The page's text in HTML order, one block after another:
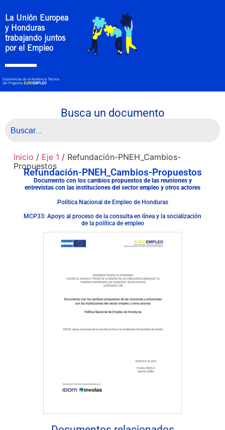
La Unión Europea
y Honduras
trabajando juntos
por el Empleo
Busca un documento
Inicio / Eje 1 / Refundación-PNEH_Cambios-
Propuestos
Refundación-PNEH_Cambios-Propuestos
Documento con los cambios propuestos de las reuniones y
entrevistas con las instituciones del sector empleo y otros actores
Política Nacional de Empleo de Honduras
MCP33: Apoyo al proceso de la consulta en línea y la socialización
de la política de empleo